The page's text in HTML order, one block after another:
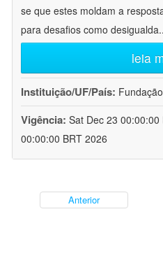
se que estes moldam a
para desafios como desigualda
leia
Instituição/UF/País:
Vigência: Sat Dec 23 00:00:00
00:00:00 BRT 2026
Anterior